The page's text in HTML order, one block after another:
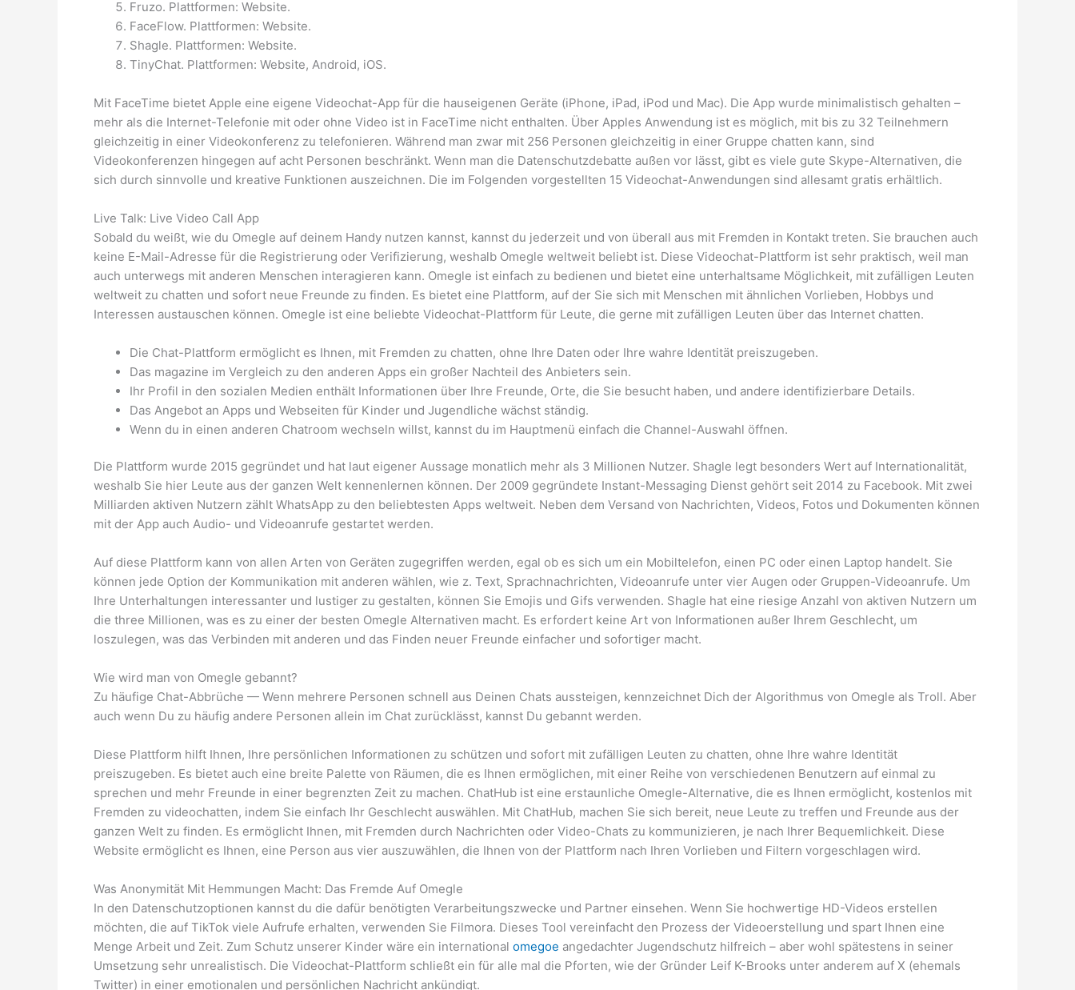
Fruzo. Plattformen: Website.
FaceFlow. Plattformen: Website.
Shagle. Plattformen: Website.
TinyChat. Plattformen: Website, Android, iOS.
Mit FaceTime bietet Apple eine eigene Videochat-App für die hauseigenen Geräte (iPhone, iPad, iPod und Mac). Die App wurde minimalistisch gehalten –
mehr als die Internet-Telefonie mit oder ohne Video ist in FaceTime nicht enthalten. Über Apples Anwendung ist es möglich, mit bis zu 32 Teilnehmern
gleichzeitig in einer Videokonferenz zu telefonieren. Während man zwar mit 256 Personen gleichzeitig in einer Gruppe chatten kann, sind
Videokonferenzen hingegen auf acht Personen beschränkt. Wenn man die Datenschutzdebatte außen vor lässt, gibt es viele gute Skype-Alternativen, die
sich durch sinnvolle und kreative Funktionen auszeichnen. Die im Folgenden vorgestellten 15 Videochat-Anwendungen sind allesamt gratis erhältlich.
Live Talk: Live Video Call App
Sobald du weißt, wie du Omegle auf deinem Handy nutzen kannst, kannst du jederzeit und von überall aus mit Fremden in Kontakt treten. Sie brauchen auch
keine E-Mail-Adresse für die Registrierung oder Verifizierung, weshalb Omegle weltweit beliebt ist. Diese Videochat-Plattform ist sehr praktisch, weil man
auch unterwegs mit anderen Menschen interagieren kann. Omegle ist einfach zu bedienen und bietet eine unterhaltsame Möglichkeit, mit zufälligen Leuten
weltweit zu chatten und sofort neue Freunde zu finden. Es bietet eine Plattform, auf der Sie sich mit Menschen mit ähnlichen Vorlieben, Hobbys und
Interessen austauschen können. Omegle ist eine beliebte Videochat-Plattform für Leute, die gerne mit zufälligen Leuten über das Internet chatten.
Die Chat-Plattform ermöglicht es Ihnen, mit Fremden zu chatten, ohne Ihre Daten oder Ihre wahre Identität preiszugeben.
Das magazine im Vergleich zu den anderen Apps ein großer Nachteil des Anbieters sein.
Ihr Profil in den sozialen Medien enthält Informationen über Ihre Freunde, Orte, die Sie besucht haben, und andere identifizierbare Details.
Das Angebot an Apps und Webseiten für Kinder und Jugendliche wächst ständig.
Wenn du in einen anderen Chatroom wechseln willst, kannst du im Hauptmenü einfach die Channel-Auswahl öffnen.
Die Plattform wurde 2015 gegründet und hat laut eigener Aussage monatlich mehr als 3 Millionen Nutzer. Shagle legt besonders Wert auf Internationalität,
weshalb Sie hier Leute aus der ganzen Welt kennenlernen können. Der 2009 gegründete Instant-Messaging Dienst gehört seit 2014 zu Facebook. Mit zwei
Milliarden aktiven Nutzern zählt WhatsApp zu den beliebtesten Apps weltweit. Neben dem Versand von Nachrichten, Videos, Fotos und Dokumenten können
mit der App auch Audio- und Videoanrufe gestartet werden.
Auf diese Plattform kann von allen Arten von Geräten zugegriffen werden, egal ob es sich um ein Mobiltelefon, einen PC oder einen Laptop handelt. Sie
können jede Option der Kommunikation mit anderen wählen, wie z. Text, Sprachnachrichten, Videoanrufe unter vier Augen oder Gruppen-Videoanrufe. Um
Ihre Unterhaltungen interessanter und lustiger zu gestalten, können Sie Emojis und Gifs verwenden. Shagle hat eine riesige Anzahl von aktiven Nutzern um
die three Millionen, was es zu einer der besten Omegle Alternativen macht. Es erfordert keine Art von Informationen außer Ihrem Geschlecht, um
loszulegen, was das Verbinden mit anderen und das Finden neuer Freunde einfacher und sofortiger macht.
Wie wird man von Omegle gebannt?
Zu häufige Chat-Abbrüche — Wenn mehrere Personen schnell aus Deinen Chats aussteigen, kennzeichnet Dich der Algorithmus von Omegle als Troll. Aber
auch wenn Du zu häufig andere Personen allein im Chat zurücklässt, kannst Du gebannt werden.
Diese Plattform hilft Ihnen, Ihre persönlichen Informationen zu schützen und sofort mit zufälligen Leuten zu chatten, ohne Ihre wahre Identität
preiszugeben. Es bietet auch eine breite Palette von Räumen, die es Ihnen ermöglichen, mit einer Reihe von verschiedenen Benutzern auf einmal zu
sprechen und mehr Freunde in einer begrenzten Zeit zu machen. ChatHub ist eine erstaunliche Omegle-Alternative, die es Ihnen ermöglicht, kostenlos mit
Fremden zu videochatten, indem Sie einfach Ihr Geschlecht auswählen. Mit ChatHub, machen Sie sich bereit, neue Leute zu treffen und Freunde aus der
ganzen Welt zu finden. Es ermöglicht Ihnen, mit Fremden durch Nachrichten oder Video-Chats zu kommunizieren, je nach Ihrer Bequemlichkeit. Diese
Website ermöglicht es Ihnen, eine Person aus vier auszuwählen, die Ihnen von der Plattform nach Ihren Vorlieben und Filtern vorgeschlagen wird.
Was Anonymität Mit Hemmungen Macht: Das Fremde Auf Omegle
In den Datenschutzoptionen kannst du die dafür benötigten Verarbeitungszwecke und Partner einsehen. Wenn Sie hochwertige HD-Videos erstellen
möchten, die auf TikTok viele Aufrufe erhalten, verwenden Sie Filmora. Dieses Tool vereinfacht den Prozess der Videoerstellung und spart Ihnen eine
Menge Arbeit und Zeit. Zum Schutz unserer Kinder wäre ein international omegoe angedachter Jugendschutz hilfreich – aber wohl spätestens in seiner
Umsetzung sehr unrealistisch. Die Videochat-Plattform schließt ein für alle mal die Pforten, wie der Gründer Leif K-Brooks unter anderem auf X (ehemals
Twitter) in einer emotionalen und persönlichen Nachricht ankündigt.